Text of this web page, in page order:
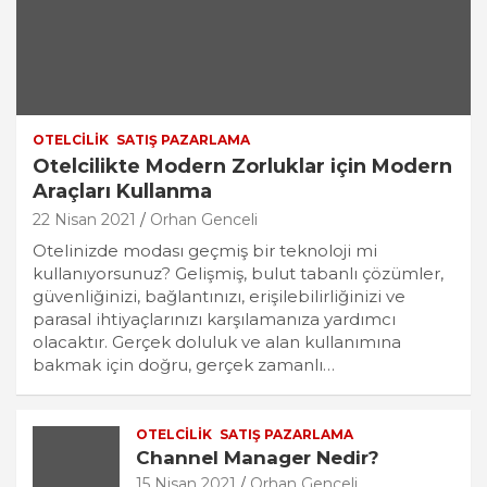
:
OTELCILIK SATIŞ PAZARLAMA
Otelcilikte Modern Zorluklar için Modern
Araçları Kullanma
22 Nisan 2021 Orhan Genceli
Otelinizde modası geçmiş bir teknoloji mi
kullanıyorsunuz? Gelişmiş, bulut tabanlı çözümler,
güvenliğinizi, bağlantınızı, erişilebilirliğinizi ve
parasal ihtiyaçlarınızı karşılamanıza yardımcı
olacaktır. Gerçek doluluk ve alan kullanımına
bakmak için doğru, gerçek zamanlı…
OTELCILIK SATIŞ PAZARLAMA
Channel Manager Nedir?